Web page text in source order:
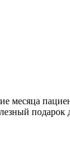
месяца
подарок